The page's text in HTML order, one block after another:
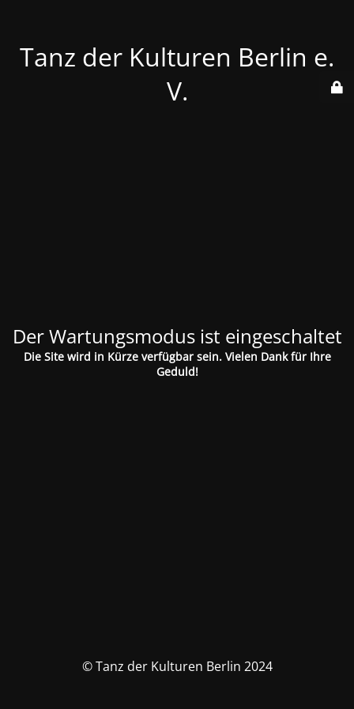
Tanz der Kulturen Berlin e.
V.
Der Wartungsmodus ist eingeschaltet
Die Site wird in Kürze verfügbar sein. Vielen Dank für Ihre
Geduld!
© Tanz der Kulturen Berlin 2024